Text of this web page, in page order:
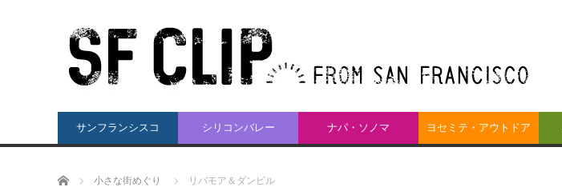
サンフランシスコ シリコンバレー ナパ・ソノマ ヨセミテ・アウトドア
ホーム 小さな街めぐり リバモア＆ダンビル